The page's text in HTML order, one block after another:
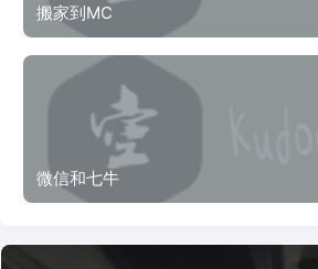
搬家到MC
微信和七牛